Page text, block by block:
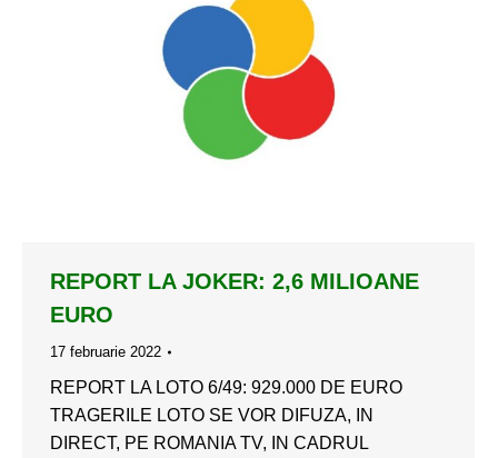
REPORT LA JOKER: 2,6 MILIOANE
EURO
17 februarie 2022
REPORT LA LOTO 6/49: 929.000 DE EURO
TRAGERILE LOTO SE VOR DIFUZA, IN
DIRECT, PE ROMANIA TV, IN CADRUL